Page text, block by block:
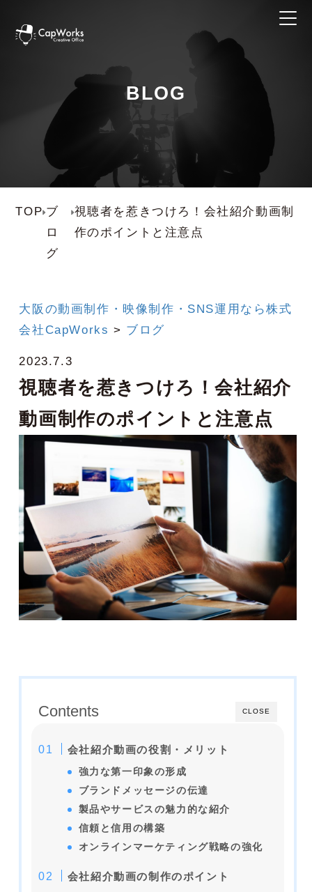
BLOG
TOP ブ
ロ
グ
視聴者を惹きつけろ！会社紹介動画制
作のポイントと注意点
大阪の動画制作・映像制作・SNS運用なら株式
会社CapWorks > ブログ
2023.7.3
視聴者を惹きつけろ！会社紹介
動画制作のポイントと注意点
CLOSE
Contents
会社紹介動画の役割・メリット
強力な第一印象の形成
ブランドメッセージの伝達
製品やサービスの魅力的な紹介
信頼と信用の構築
オンラインマーケティング戦略の強化
会社紹介動画の制作のポイント